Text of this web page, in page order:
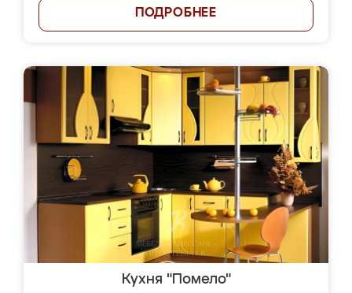
ПОДРОБНЕЕ
Кухня "Помело"